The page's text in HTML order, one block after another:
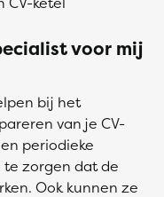
voor mij
bij het
van je CV-
periodieke
zorgen dat de
Ook kunnen ze